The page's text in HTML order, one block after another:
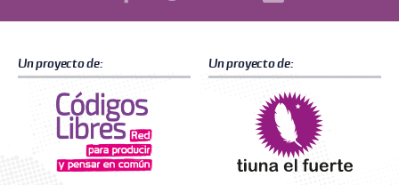
Un proyecto de: Un proyecto de: